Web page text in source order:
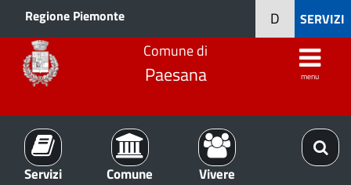
Regione Piemonte SERVIZI
D
Comune di
Paesana menu
Servizi Comune Vivere